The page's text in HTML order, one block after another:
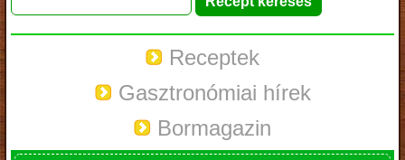
Receptek
Gasztronómiai hírek
Bormagazin